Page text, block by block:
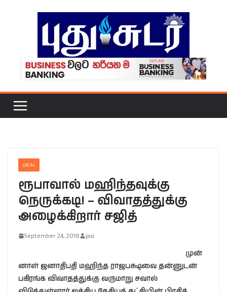
LOCAL
ரூபாவால் மஹிந்தவுக்கு
நெருக்கடி! – விவாதத்துக்கு
அழைக்கிறார் சஜித்
September 24, 2018 jasi
முன்
னாள் ஜனாதிபதி மஹிந்த ராஜபக்ஷவை தன்னுடன்
பகிரங்க விவாதத்துக்கு வருமாறு சவால்